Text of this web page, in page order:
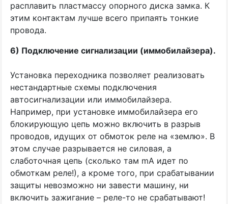
расплавить пластмассу опорного диска замка. К
этим контактам лучше всего припаять тонкие
провода.
6) Подключение сигнализации (иммобилайзера).
Установка переходника позволяет реализовать
нестандартные схемы подключения
автосигнализации или иммобилайзера.
Например, при установке иммобилайзера его
блокирующую цепь можно включить в разрыв
проводов, идущих от обмоток реле на «землю». В
этом случае разрывается не силовая, а
слаботочная цепь (сколько там mA идет по
обмоткам реле!), а кроме того, при срабатывании
защиты невозможно ни завести машину, ни
включить зажигание – реле-то не срабатывают!